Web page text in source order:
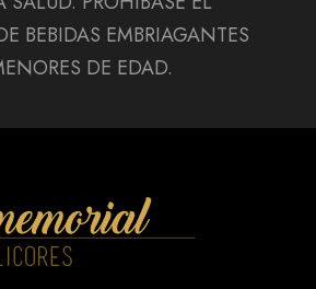
BEBIDAS EMBRIAGANTES
DE EDAD.